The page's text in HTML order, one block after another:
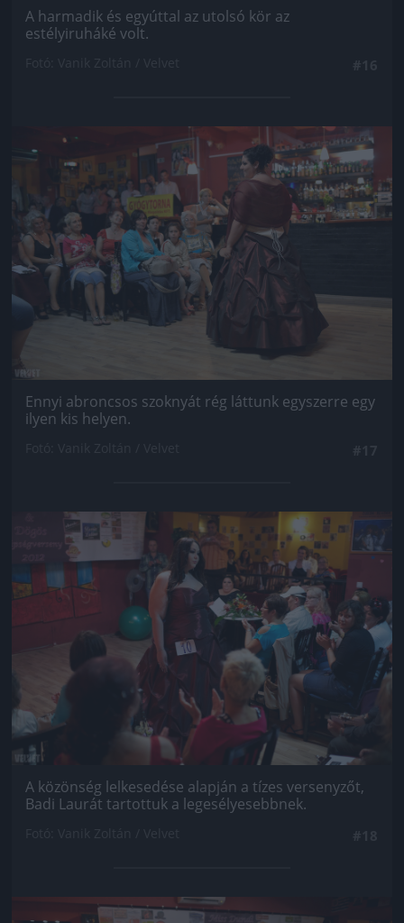
A harmadik és egyúttal az utolsó kör az
estélyiruháké volt.
Jön még kép!
Ennyi abroncsos szoknyát rég láttunk egyszerre egy
ilyen kis helyen.
Jön még kép!
A közönség lelkesedése alapján a tízes versenyzőt,
Badi Laurát tartottuk a legesélyesebbnek.